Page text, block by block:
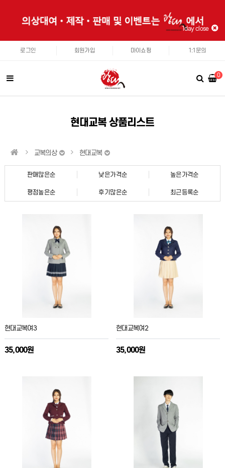
1day close
로그인 회원가입 마이쇼핑 1:1문의
0
현대교복 상품리스트
교복의상 현대교복
판매많은순 낮은가격순 높은가격순
평점높은순 후기많은순 최근등록순
현대교복여3
35,000원
현대교복여2
35,000원